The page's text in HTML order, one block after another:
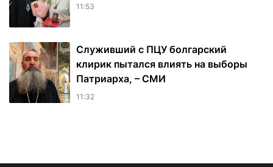
11:53
Служивший с ПЦУ болгарский
клирик пытался влиять на выборы
Патриарха, – СМИ
11:32